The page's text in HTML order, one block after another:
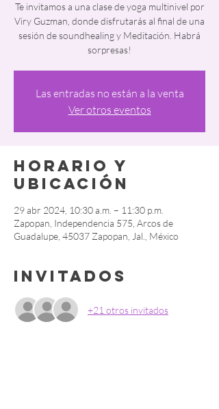
Te invitamos a una clase de yoga multinivel por
Viry Guzman, donde disfrutarás al final de una
sesión de soundhealing y Meditación. Habrá
sorpresas!
Las entradas no están a la venta
Ver otros eventos
Horario y
ubicación
29 abr 2024, 10:30 a.m. – 11:30 p.m.
Zapopan, Independencia 575, Arcos de
Guadalupe, 45037 Zapopan, Jal., México
Invitados
+21 otros invitados